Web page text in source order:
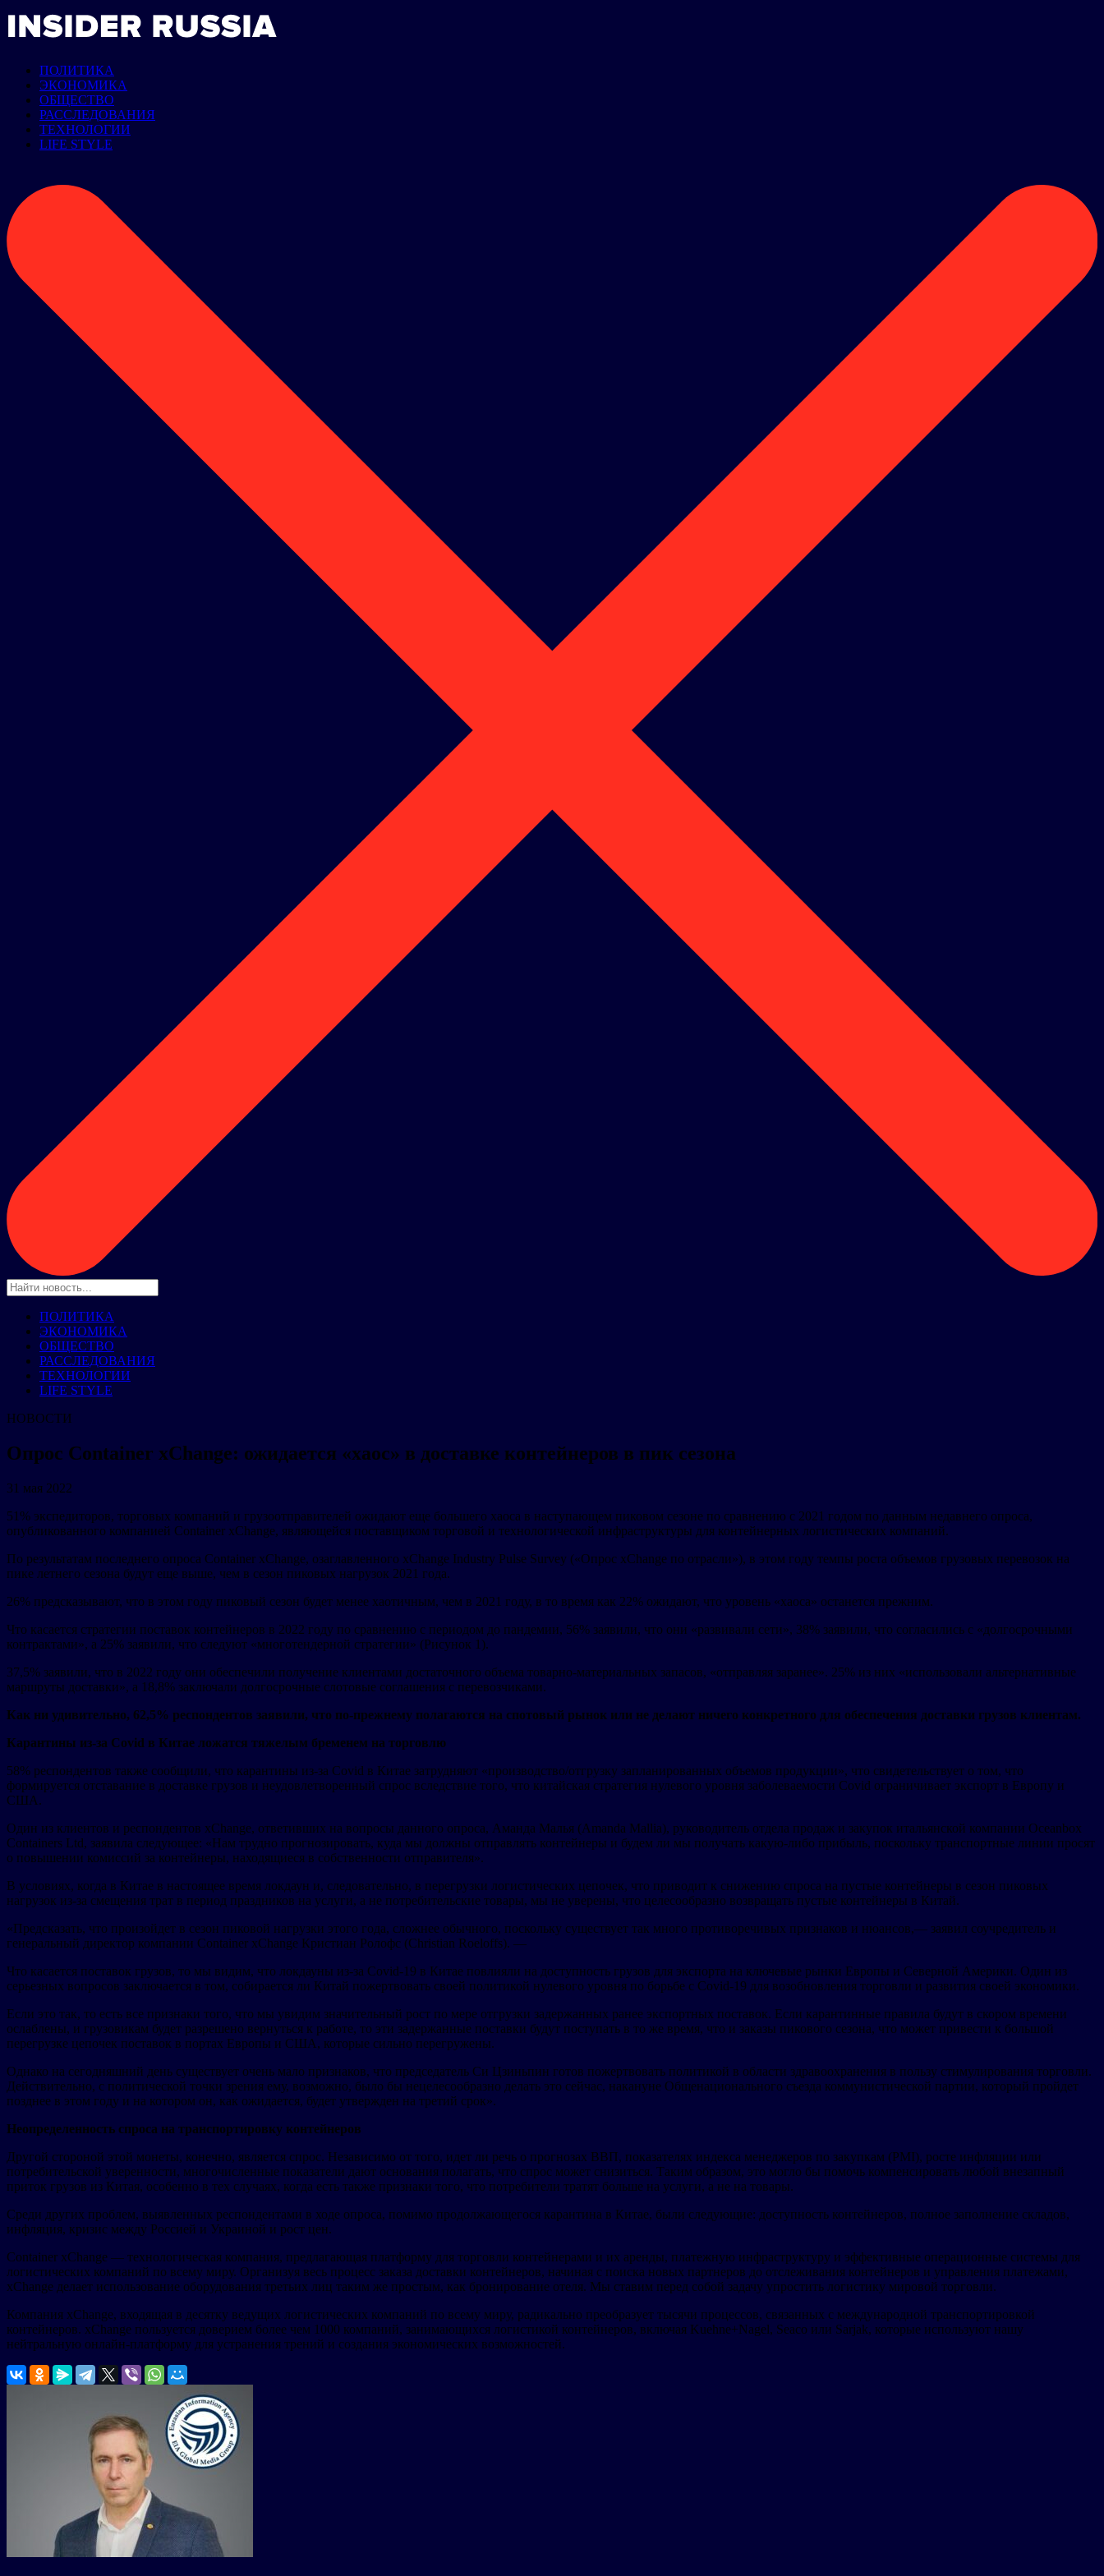
ПОЛИТИКА
ЭКОНОМИКА
ОБЩЕСТВО
РАССЛЕДОВАНИЯ
ТЕХНОЛОГИИ
LIFE STYLE
ПОЛИТИКА
ЭКОНОМИКА
ОБЩЕСТВО
РАССЛЕДОВАНИЯ
ТЕХНОЛОГИИ
LIFE STYLE
НОВОСТИ
Опрос Container xChange: ожидается «хаос» в доставке контейнеров в пик сезона
31 мая 2022
51% экспедиторов, торговых компаний и грузоотправителей ожидают еще большего хаоса в наступающем пиковом сезоне по сравнению с 2021 годом по данным недавнего опроса,
опубликованного компанией Container xChange, являющейся поставщиком торговой и технологической инфраструктуры для контейнерных логистических компаний.
По результатам последнего опроса Container xChange, озаглавленного xChange Industry Pulse Survey («Опрос xChange по отрасли»), в этом году темпы роста объемов грузовых перевозок на
пике летнего сезона будут еще выше, чем в сезон пиковых нагрузок 2021 года.
26% предсказывают, что в этом году пиковый сезон будет менее хаотичным, чем в 2021 году, в то время как 22% ожидают, что уровень «хаоса» останется прежним.
Что касается стратегии поставок контейнеров в 2022 году по сравнению с периодом до пандемии, 56% заявили, что они «развивали сети», 38% заявили, что согласились с «долгосрочными
контрактами», а 25% заявили, что следуют «многотендерной стратегии» (Рисунок 1).
37,5% заявили, что в 2022 году они обеспечили получение клиентами достаточного объема товарно-материальных запасов, «отправляя заранее». 25% из них «использовали альтернативные
маршруты доставки», а 18,8% заключали долгосрочные слотовые соглашения с перевозчиками.
Как ни удивительно, 62,5% респондентов заявили, что по-прежнему полагаются на спотовый рынок или не делают ничего конкретного для обеспечения доставки грузов клиентам.
Карантины из-за Covid в Китае ложатся тяжелым бременем на торговлю
58% респондентов также сообщили, что карантины из-за Covid в Китае затрудняют «производство/отгрузку запланированных объемов продукции», что свидетельствует о том, что
формируется отставание в доставке грузов и неудовлетворенный спрос вследствие того, что китайская стратегия нулевого уровня заболеваемости Covid ограничивает экспорт в Европу и
США.
Один из клиентов и респондентов xChange, ответивших на вопросы данного опроса, Аманда Малья (Amanda Mallia), руководитель отдела продаж и закупок итальянской компании Oceanbox
Containers Ltd, заявила следующее: «Нам трудно прогнозировать, куда мы должны отправлять контейнеры и будем ли мы получать какую-либо прибыль, поскольку транспортные линии просят
о повышении комиссий за контейнеры, находящиеся в собственности отправителя».
В условиях, когда в Китае в настоящее время локдаун и, следовательно, в перегрузки логистических цепочек, что приводит к снижению спроса на пустые контейнеры в сезон пиковых
нагрузок из-за смещения трат в период праздников на услуги, а не потребительские товары, мы не уверены, что целесообразно возвращать пустые контейнеры в Китай.
«Предсказать, что произойдет в сезон пиковой нагрузки этого года, сложнее обычного, поскольку существует так много противоречивых признаков и нюансов,— заявил соучредитель и
генеральный директор компании Container xChange Кристиан Ролофс (Christian Roeloffs). —
Что касается поставок грузов, то мы видим, что локдауны из-за Covid-19 в Китае повлияли на доступность грузов для экспорта на ключевые рынки Европы и Северной Америки. Один из
серьезных вопросов заключается в том, собирается ли Китай пожертвовать своей политикой нулевого уровня по борьбе с Covid-19 для возобновления торговли и развития своей экономики.
Если это так, то есть все признаки того, что мы увидим значительный рост по мере отгрузки задержанных ранее экспортных поставок. Если карантинные правила будут в скором времени
ослаблены, и грузовикам будет разрешено вернуться к работе, то эти задержанные поставки будут поступать в то же время, что и заказы пикового сезона, что может привести к большой
перегрузке цепочек поставок в портах Европы и США, которые сильно перегружены.
Однако на сегодняшний день существует очень мало признаков, что председатель Си Цзиньпин готов пожертвовать политикой в области здравоохранения в пользу стимулирования торговли.
Действительно, с политической точки зрения ему, возможно, было бы нецелесообразно делать это сейчас, накануне Общенационального съезда коммунистической партии, который пройдет
позднее в этом году и на котором он, как ожидается, будет утвержден на третий срок».
Неопределенность спроса на транспортировку контейнеров
Другой стороной этой монеты, конечно, является спрос. Независимо от того, идет ли речь о прогнозах ВВП, показателях индекса менеджеров по закупкам (PMI), росте инфляции или
потребительской уверенности, многочисленные показатели дают основания полагать, что спрос может снизиться. Таким образом, это могло бы помочь компенсировать любой внезапный
приток грузов из Китая, особенно в тех случаях, когда есть также признаки того, что потребители тратят больше на услуги, а не на товары.
Среди других проблем, выявленных респондентами в ходе опроса, помимо продолжающегося карантина в Китае, были следующие: доступность контейнеров, полное заполнение складов,
инфляция, кризис между Россией и Украиной и рост цен.
Container xChange — технологическая компания, предлагающая платформу для торговли контейнерами и их аренды, платежную инфраструктуру и эффективные операционные системы для
логистических компаний по всему миру. Организуя весь процесс заказа доставки контейнеров, начиная с поиска новых партнеров до отслеживания контейнеров и управления платежами,
xChange делает использование оборудования третьих лиц таким же простым, как бронирование отеля. Мы ставим перед собой задачу упростить логистику мировой торговли.
Компания xChange, входящая в десятку ведущих логистических компаний по всему миру, радикально преобразует тысячи процессов, связанных с международной транспортировкой
контейнеров. xChange пользуется доверием более чем 1000 компаний, занимающихся логистикой контейнеров, включая Kuehne+Nagel, Seaco или Sarjak, которые используют нашу
нейтральную онлайн-платформу для устранения трений и создания экономических возможностей.